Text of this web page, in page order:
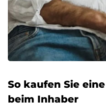
So kaufen Sie
beim Inhaber